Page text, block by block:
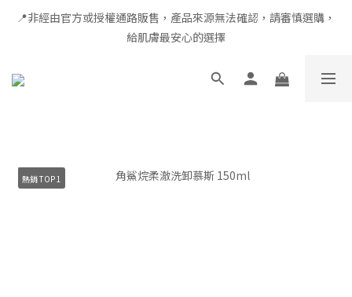
全館滿千免運 × 新用戶即享 $100 禮遇
📍非經由官方或授權通路販售，產品來源無法確認，請審慎選購，
給肌膚最安心的選擇
全館滿千免運 × 新用戶即享 $100 禮遇
熱銷 TOP 1